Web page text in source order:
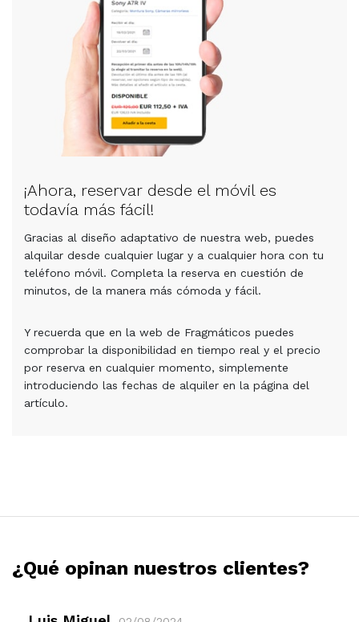
¡Ahora, reservar desde el móvil es
todavía más fácil!
Gracias al diseño adaptativo de nuestra web, puedes
alquilar desde cualquier lugar y a cualquier hora con tu
teléfono móvil. Completa la reserva en cuestión de
minutos, de la manera más cómoda y fácil.
Y recuerda que en la web de Fragmáticos puedes
comprobar la disponibilidad en tiempo real y el precio
por reserva en cualquier momento, simplemente
introduciendo las fechas de alquiler en la página del
artículo.
¿Qué opinan nuestros clientes?